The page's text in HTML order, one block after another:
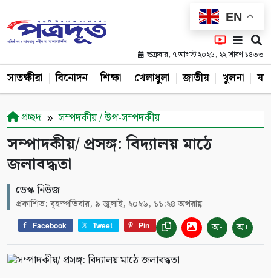
EN
শুক্রবার, ৭ আগস্ট ২০২৬, ২২ শ্রাবণ ১৪৩৩
সাতক্ষীরা বিনোদন শিক্ষা খেলাধুলা জাতীয় খুলনা
প্রচ্ছদ সম্পদকীয় / উপ-সম্পদকীয়
সম্পাদকীয়/ প্রসঙ্গ: বিদ্যালয় মাঠে
জলাবদ্ধতা
ডেস্ক নিউজ
প্রকাশিত: বৃহস্পতিবার, ৯ জুলাই, ২০২৬, ১১:২৪ অপরাহ্ণ
Facebook Tweet Pin অ- অ+